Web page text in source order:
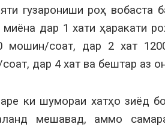
гузарониши роҳ вобаста
миёна дар 1 хати ҳаракати
мошин/соат, дар 2 хат
дар 4 хат ва бештар аз
ки шумораи хатҳо зиёд
мешавад, аммо